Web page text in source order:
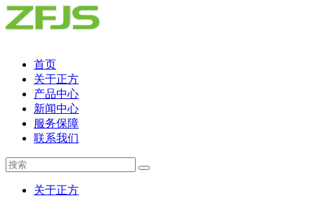
首页
关于正方
产品中心
新闻中心
服务保障
联系我们
关于正方